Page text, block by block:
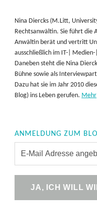
Nina Diercks (M.Litt,
Rechtsanwältin. Sie führt die
Anwältin berät und vertritt
ausschließlich im IT-|
Daneben steht die Nina
Bühne sowie als
Dazu hat sie im Jahr 2010
Blog) ins Leben gerufen. Mehr
ANMELDUNG ZUM